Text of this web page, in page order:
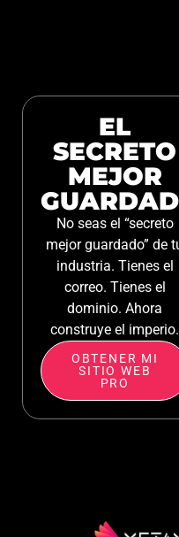
EL
SECRETO
MEJOR
No seas el “secreto
mejor guardado” de
industria. Tienes el
correo. Tienes el
dominio. Ahora
construye el imperio.
OBTENER MI
SITIO WEB
PRO